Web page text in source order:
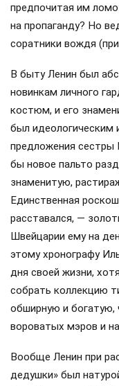
предпочитая им
на пропаганду? Но
соратники вождя
В быту Ленин был
новинкам личного
костюм, и его
был идеологическим
предложения сестры
бы новое пальто
знаменитую,
Единственная
расставался, —
Швейцарии ему на
этому хронографу
дня своей жизни,
собрать коллекцию
обширную и богатую,
вороватых мэров и
Вообще Ленин при
дедушки» был